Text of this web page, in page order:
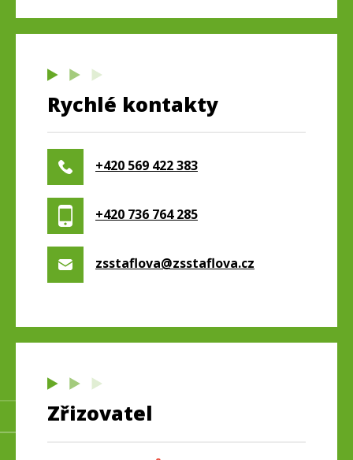
Rychlé kontakty
+420 569 422 383
+420 736 764 285
zsstaflova@zsstaflova.cz
Zřizovatel